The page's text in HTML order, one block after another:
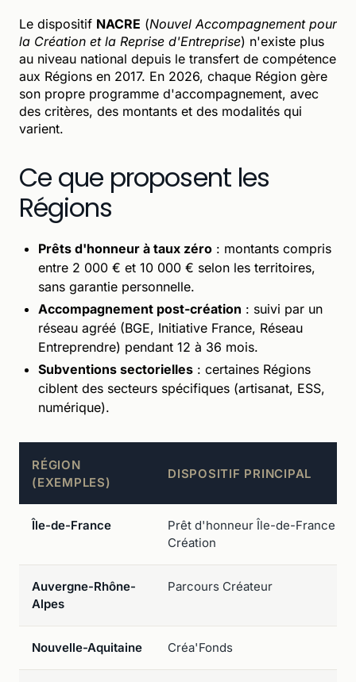
Le dispositif NACRE (Nouvel Accompagnement pour
la Création et la Reprise d'Entreprise) n'existe plus
au niveau national depuis le transfert de compétence
aux Régions en 2017. En 2026, chaque Région gère
son propre programme d'accompagnement, avec
des critères, des montants et des modalités qui
varient.
Ce que proposent les
Régions
Prêts d'honneur à taux zéro : montants compris
entre 2 000 € et 10 000 € selon les territoires,
sans garantie personnelle.
Accompagnement post-création : suivi par un
réseau agréé (BGE, Initiative France, Réseau
Entreprendre) pendant 12 à 36 mois.
Subventions sectorielles : certaines Régions
ciblent des secteurs spécifiques (artisanat, ESS,
numérique).
RÉGION
(EXEMPLES)
DISPOSITIF PRINCIPAL
Île-de-France
Prêt d'honneur Île-de-France
Création
Auvergne-Rhône-
Alpes
Parcours Créateur
Nouvelle-Aquitaine Créa'Fonds